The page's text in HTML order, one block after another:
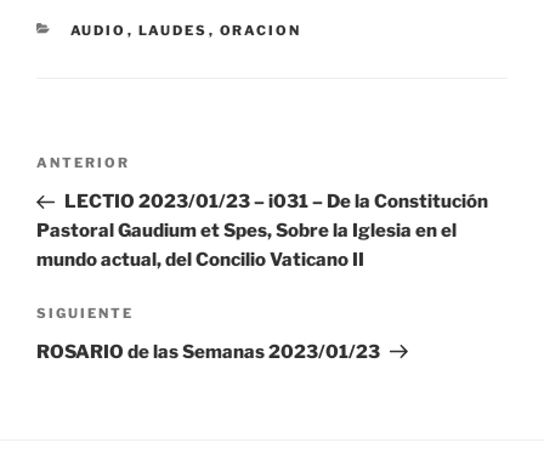
CATEGORÍAS
AUDIO , LAUDES , ORACION
Navegación
entradas
Entrada
anterior:
ANTERIOR
LECTIO 2023/01/23 – i031 – De la Constitución
Pastoral Gaudium et Spes, Sobre la Iglesia en el
mundo actual, del Concilio Vaticano II
Siguiente
entrada
SIGUIENTE
ROSARIO de las Semanas 2023/01/23